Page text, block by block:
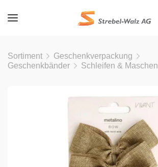
Sortiment
Geschenkverpackung
Geschenkbänder
Schleifen & Maschen